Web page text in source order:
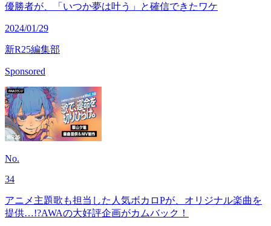
優勝者が、「いつか夢は叶う」と確信できたワケ
2024/01/29
新R25編集部
Sponsored
No.
34
アニメ主題歌も担当した人気ボカロPが、オリジナル楽曲を
提供…!?AWAの大好評企画がカムバック！